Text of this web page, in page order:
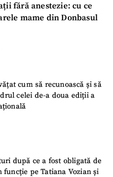
fără anestezie: cu ce
mame din Donbasul
cum să recunoască și să
celei de-a doua ediții a
după ce a fost obligată de
pe Tatiana Vozian și